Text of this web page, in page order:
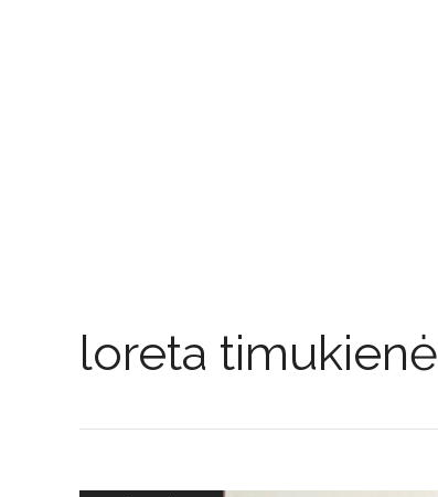
loreta timukienė